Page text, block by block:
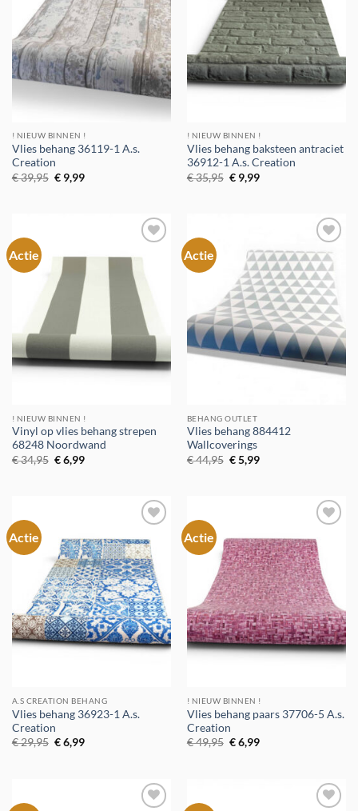
! NIEUW BINNEN !
Vlies behang 36119-1 A.s.
Creation
€39,95 Oorspronkelijke
prijs
€9,99Huidige
! NIEUW BINNEN !
Vlies behang baksteen antraciet
36912-1 A.s. Creation
€35,95 Oorspronkelijke
prijs
€9,99Huidige
Actie
verlanglijst
! NIEUW BINNEN !
Vinyl op vlies behang strepen
68248 Noordwand
€34,95 Oorspronkelijke
prijs
€6,99Huidige
Actie
Toevoegen
aan
verlanglijst
BEHANG OUTLET
Vlies behang 884412
Wallcoverings
€44,95 Oorspronkelijke
prijs
€5,99Huidige
Actie
aan
verlanglijst
A.S CREATION BEHANG
Vlies behang 36923-1 A.s.
Creation
€29,95 Oorspronkelijke
prijs
€6,99Huidige
Actie
Toevoegen
aan
verlanglijst
! NIEUW BINNEN !
Vlies behang paars 37706-5 A.s.
Creation
€49,95 Oorspronkelijke
prijs
€6,99Huidige